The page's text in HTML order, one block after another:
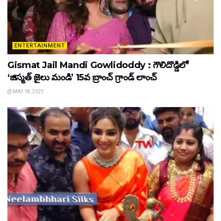
ENTERTAINMENT
Gismat Jail Mandi Gowlidoddy : గౌలిదొడ్డిలో
‘జిస్మత్ జైలు మండి’ 15వ బ్రాంచ్ గ్రాండ్ లాంచ్
MAY 18, 2025